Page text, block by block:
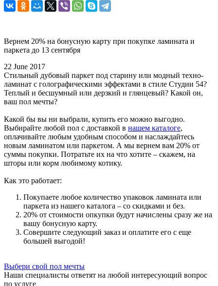
Вернем 20% на бонусную карту при покупке ламината и
паркета до 13 сентября
22 June 2017
Стильный дубовый паркет под старину или модный техно-
ламинат с голографическими эффектами в стиле Студии 54?
Теплый и бесшумный или дерзкий и глянцевый? Какой он,
ваш пол мечты?
Какой бы вы ни выбрали, купить его можно выгодно.
Выбирайте любой пол с доставкой в нашем каталоге,
оплачивайте любым удобным способом и наслаждайтесь
новым ламинатом или паркетом. А мы вернем вам 20% от
суммы покупки. Потратьте их на что хотите – скажем, на
шторы или корм любимому котику.
Как это работает:
Покупаете любое количество упаковок ламината или
паркета из нашего каталога – со скидками и без.
20% от стоимости опкупки будут начислены сразу же на
вашу бонусную карту.
Совершите следующий заказ и оплатите его с еще
большей выгодой!
Выбери свой пол мечты
Наши специалисты ответят на любой интересующий вопрос
по услуге